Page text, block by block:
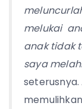
melukai
anak tidak
saya
memulihkan